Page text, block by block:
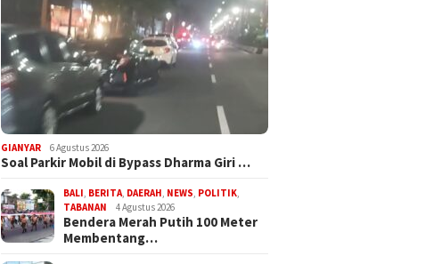
GIANYAR 6 Agustus 2026
Soal Parkir Mobil di Bypass Dharma Giri …
BALI, BERITA, DAERAH, NEWS, POLITIK,
TABANAN
4 Agustus 2026
Bendera Merah Putih 100 Meter
Membentang…